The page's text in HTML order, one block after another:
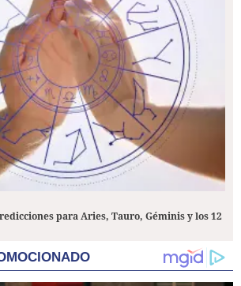
para Aries, Tauro, Géminis y los 12